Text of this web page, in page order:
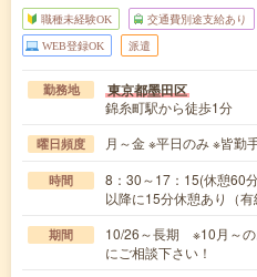
職種未経験OK 交通費別途支給あり
WEB登録OK 派遣
勤務地 東京都墨田区
錦糸町駅から徒歩1分
曜日頻度 月～金 ※平日のみ ※皆勤
時間
8：30～17：15(休憩60
以降に15分休憩あり（有
期間
10/26～長期 ※10月～の
にご相談下さい！